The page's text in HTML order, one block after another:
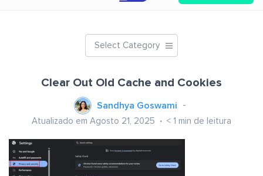
Select Category
Clear Out Old Cache and Cookies
Sandhya Goswami
Atualizado em Agosto 21, 2025 < 1 min de leitura